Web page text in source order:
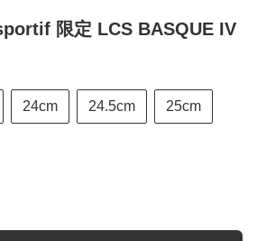
限定 LCS BASQUE IV
24cm 24.5cm 25cm